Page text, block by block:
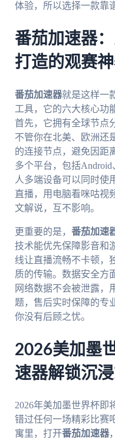
体验，所以选择一款靠
番茄加速器
打造的观赛
番茄加速器就是这样一
工具，它的六大核心功
首先，它拥有全球节
不管你在北美、欧洲还
的连接节点，避免因距
多个平台，包括Android
人多端设备可以同时使
直播，用电脑看咪咕视
文解说，互不影响。
更重要的是， 番茄加速
技术能优先保障影音和
线让直播流畅不卡顿，
质的传输。数据安全方
网络数据不会被泄露，
题，售后实时保障的专
你没有后顾之忧。
2026美加墨
速器解锁沉
2026年美加墨世界杯即
错过任何一场精彩比赛
寓里，打开番茄加速器